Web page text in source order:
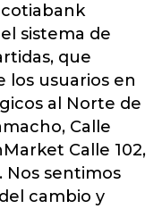
sistema de
que
los usuarios en
al Norte de
Calle
Calle 102,
Nos sentimos
cambio y